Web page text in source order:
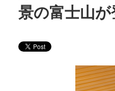
景の富士山が